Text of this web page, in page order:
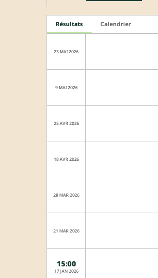
Résultats Calendrier
23 MAI 2026
9 MAI 2026
25 AVR 2026
18 AVR 2026
28 MAR 2026
21 MAR 2026
15:00
17 JAN 2026